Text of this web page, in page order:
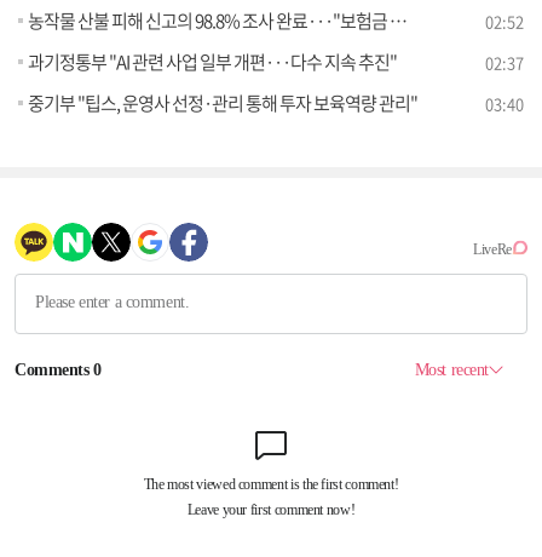
농작물 산불 피해 신고의 98.8% 조사 완료···"보험금 지급 신속 진행" 02:52
과기정통부 "AI 관련 사업 일부 개편···다수 지속 추진" 02:37
중기부 "팁스, 운영사 선정·관리 통해 투자 보육역량 관리" 03:40